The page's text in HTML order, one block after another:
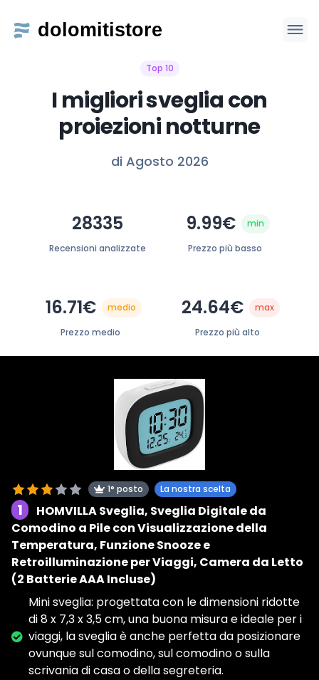
Top 10
I migliori sveglia con
proiezioni notturne
di Agosto 2026
28335
Recensioni analizzate
9.99€ min
Prezzo più basso
16.71€ medio
Prezzo medio
24.64€ max
Prezzo più alto
1° posto La nostra scelta
1
HOMVILLA Sveglia, Sveglia Digitale da
Comodino a Pile con Visualizzazione della
Temperatura, Funzione Snooze e
Retroilluminazione per Viaggi, Camera da Letto
(2 Batterie AAA Incluse)
Mini sveglia: progettata con le dimensioni ridotte
di 8 x 7,3 x 3,5 cm, una buona misura e ideale per i
viaggi, la sveglia è anche perfetta da posizionare
ovunque sul comodino, sul comodino o sulla
scrivania di casa o della segreteria.